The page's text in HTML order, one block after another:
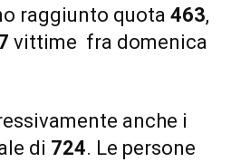
raggiunto quota 463,
vittime fra domenica
anche i
di 724. Le persone